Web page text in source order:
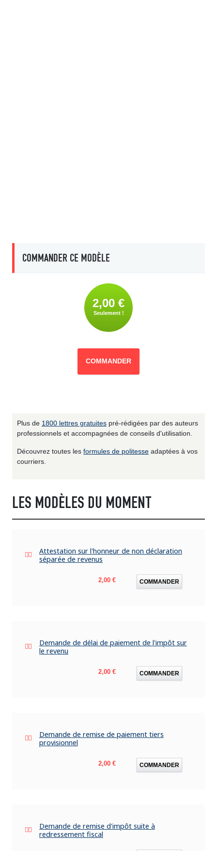
COMMANDER CE MODÈLE
2,00 €
Seulement !
COMMANDER
Plus de 1800 lettres gratuites pré-rédigées par des auteurs
professionnels et accompagnées de conseils d'utilisation.
Découvrez toutes les formules de politesse adaptées à vos
courriers.
LES MODÈLES DU MOMENT
Attestation sur l'honneur de non déclaration
séparée de revenus
Prix
2,00 € COMMANDER
Demande de délai de paiement de l'impôt sur
le revenu
Prix
2,00 € COMMANDER
Demande de remise de paiement tiers
provisionnel
Prix
2,00 € COMMANDER
Demande de remise d'impôt suite à
redressement fiscal